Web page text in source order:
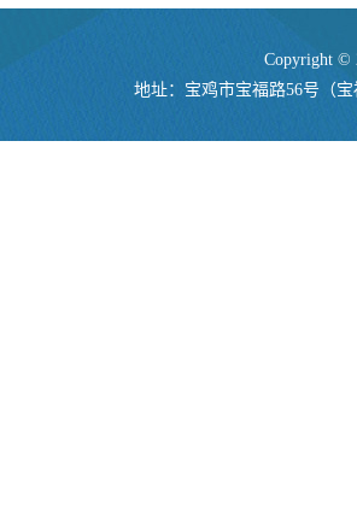
Copyright ©
地址：宝鸡市宝福路56号（